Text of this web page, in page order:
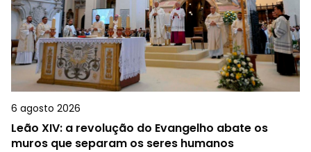
6 agosto 2026
Leão XIV: a revolução do Evangelho abate os
muros que separam os seres humanos